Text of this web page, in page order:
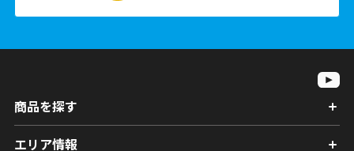
商品を探す
エリア情報